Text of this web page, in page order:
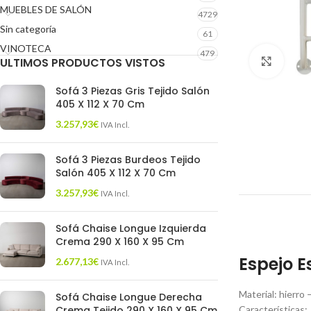
MUEBLES DE SALÓN 4729
Sin categoría 61
VINOTECA 479
ULTIMOS PRODUCTOS VISTOS
Sofá 3 Piezas Gris Tejido Salón
405 X 112 X 70 Cm
3.257,93€ IVA Incl.
Sofá 3 Piezas Burdeos Tejido
Salón 405 X 112 X 70 Cm
3.257,93€ IVA Incl.
Sofá Chaise Longue Izquierda
Crema 290 X 160 X 95 Cm
2.677,13€ IVA Incl.
Sofá Chaise Longue Derecha
Click
Espejo
Material: hierro